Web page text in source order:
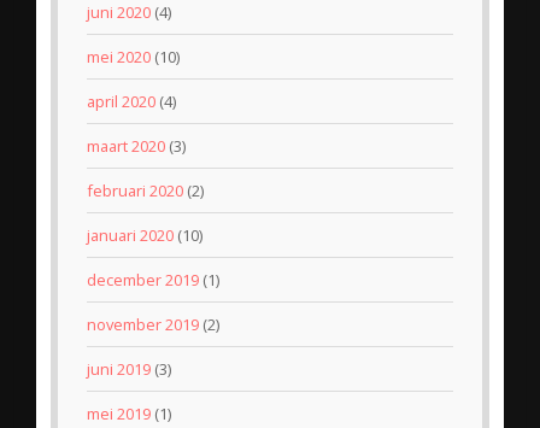
juni 2020 (4)
mei 2020 (10)
april 2020 (4)
maart 2020 (3)
februari 2020 (2)
januari 2020 (10)
december 2019 (1)
november 2019 (2)
juni 2019 (3)
mei 2019 (1)